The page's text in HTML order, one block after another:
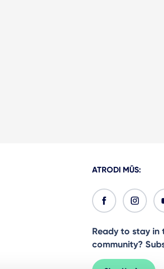
ATRODI MŪS:
Ready to stay in
community?